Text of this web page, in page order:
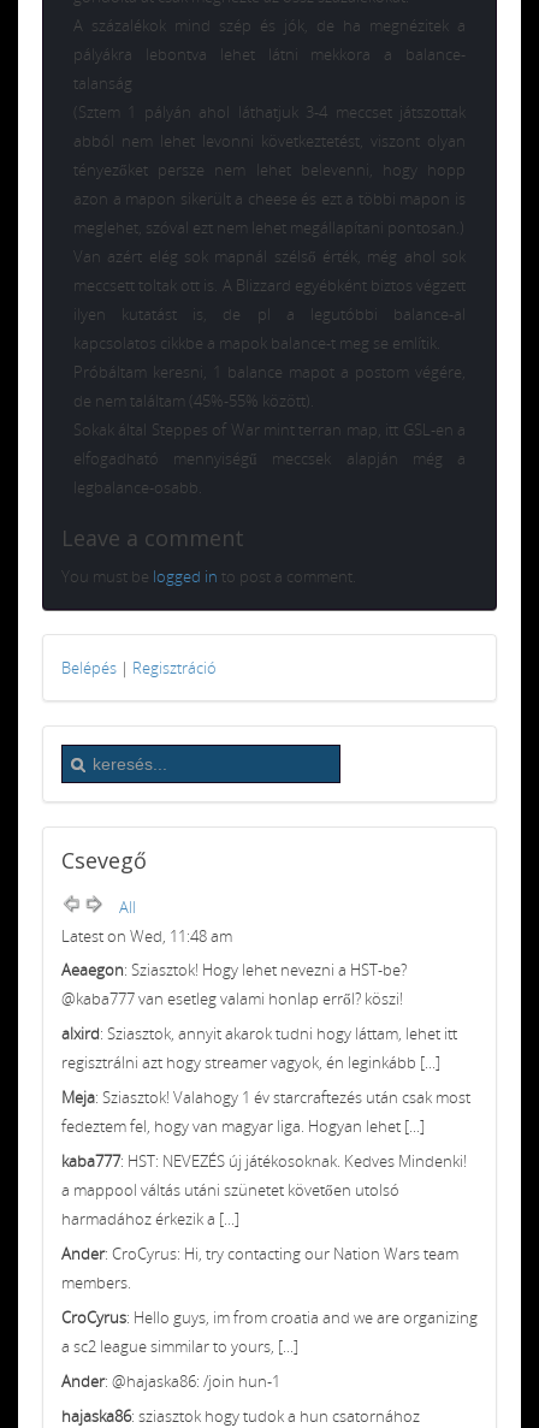
A százalékok mind szép és jók, de ha megnézitek a
pályákra lebontva lehet látni mekkora a balance-
talanság
(Sztem 1 pályán ahol láthatjuk 3-4 meccset játszottak
abból nem lehet levonni következtetést, viszont olyan
tényezőket persze nem lehet belevenni, hogy hopp
azon a mapon sikerült a cheese és ezt a többi mapon is
meglehet, szóval ezt nem lehet megállapítani pontosan.)
Van azért elég sok mapnál szélső érték, még ahol sok
meccsett toltak ott is. A Blizzard egyébként biztos végzett
ilyen kutatást is, de pl a legutóbbi balance-al
kapcsolatos cikkbe a mapok balance-t meg se említik.
Próbáltam keresni, 1 balance mapot a postom végére,
de nem találtam (45%-55% között).
Sokak által Steppes of War mint terran map, itt GSL-en a
elfogadható mennyiségű meccsek alapján még a
legbalance-osabb.
Leave a comment
You must be logged in to post a comment.
Belépés | Regisztráció
Csevegő
All
Latest on Wed, 11:48 am
Aeaegon: Sziasztok! Hogy lehet nevezni a HST-be?
@kaba777 van esetleg valami honlap erről? köszi!
alxird: Sziasztok, annyit akarok tudni hogy láttam, lehet itt
regisztrálni azt hogy streamer vagyok, én leginkább [...]
Meja: Sziasztok! Valahogy 1 év starcraftezés után csak most
fedeztem fel, hogy van magyar liga. Hogyan lehet [...]
kaba777: HST: NEVEZÉS új játékosoknak. Kedves Mindenki!
a mappool váltás utáni szünetet követően utolsó
harmadához érkezik a [...]
Ander: CroCyrus: Hi, try contacting our Nation Wars team
members.
CroCyrus: Hello guys, im from croatia and we are organizing
a sc2 league simmilar to yours, [...]
Ander: @hajaska86: /join hun-1
hajaska86: sziasztok hogy tudok a hun csatornához